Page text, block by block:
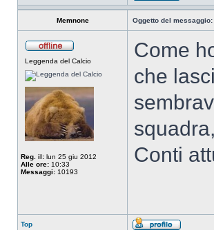
Memnone Oggetto del messaggio:
Leggenda del Calcio
Reg. il: lun 25 giu 2012
Alle ore: 10:33
Messaggi: 10193
Come
che
Conti
Top